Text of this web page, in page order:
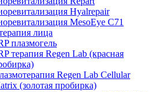
Hyalrepair
MesoEye C71
лица
плазмогель
терапия Regen Lab (красная
Regen Lab Cellular
(золотая пробирка)